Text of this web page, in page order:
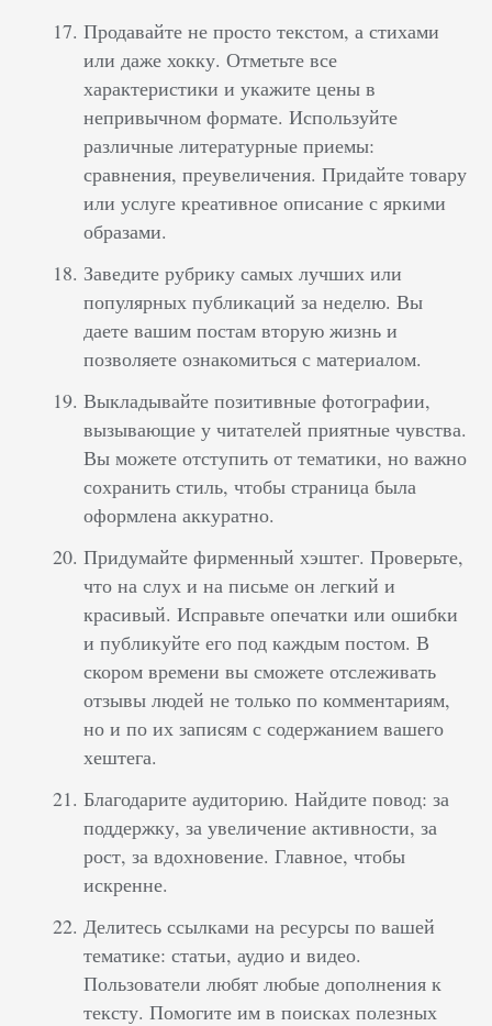
Продавайте не просто текстом, а стихами
или даже хокку. Отметьте все
характеристики и укажите цены в
непривычном формате. Используйте
различные литературные приемы:
сравнения, преувеличения. Придайте товару
или услуге креативное описание с яркими
образами.
Заведите рубрику самых лучших или
популярных публикаций за неделю. Вы
даете вашим постам вторую жизнь и
позволяете ознакомиться с материалом.
Выкладывайте позитивные фотографии,
вызывающие у читателей приятные чувства.
Вы можете отступить от тематики, но важно
сохранить стиль, чтобы страница была
оформлена аккуратно.
Придумайте фирменный хэштег. Проверьте,
что на слух и на письме он легкий и
красивый. Исправьте опечатки или ошибки
и публикуйте его под каждым постом. В
скором времени вы сможете отслеживать
отзывы людей не только по комментариям,
но и по их записям с содержанием вашего
хештега.
Благодарите аудиторию. Найдите повод: за
поддержку, за увеличение активности, за
рост, за вдохновение. Главное, чтобы
искренне.
Делитесь ссылками на ресурсы по вашей
тематике: статьи, аудио и видео.
Пользователи любят любые дополнения к
тексту. Помогите им в поисках полезных